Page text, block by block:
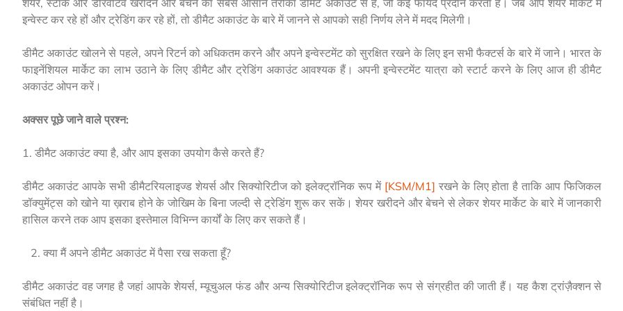
शेयर, स्टॉक और डेरिवेटिव खरीदने और बेचने का सबसे आसान तरीका डीमैट अकाउंट से है, जो कई फायदे प्रदान करता है। जब आप शेयर मार्केट में
इन्वेस्ट कर रहे हों और ट्रेडिंग कर रहे हों, तो डीमैट अकाउंट के बारे में जानने से आपको सही निर्णय लेने में मदद मिलेगी।
डीमैट अकाउंट खोलने से पहले, अपने रिटर्न को अधिकतम करने और अपने इन्वेस्टमेंट को सुरक्षित रखने के लिए इन सभी फैक्टर्स के बारे में जाने। भारत के
फाइनेंशियल मार्केट का लाभ उठाने के लिए डीमैट और ट्रेडिंग अकाउंट आवश्यक हैं। अपनी इन्वेस्टमेंट यात्रा को स्टार्ट करने के लिए आज ही डीमैट
अकाउंट ओपन करें।
अक्सर पूछे जाने वाले प्रश्न:
1. डीमैट अकाउंट क्या है, और आप इसका उपयोग कैसे करते हैं?
डीमैट अकाउंट आपके सभी डीमैटरियलाइज्ड शेयर्स और सिक्योरिटीज को इलेक्ट्रॉनिक रूप में [KSM/M1] रखने के लिए होता है ताकि आप फिजिकल
डॉक्युमेंट्स को खोने या ख़राब होने के जोखिम के बिना जल्दी से ट्रेडिंग शुरू कर सकें। शेयर खरीदने और बेचने से लेकर शेयर मार्केट के बारे में जानकारी
हासिल करने तक आप इसका इस्तेमाल विभिन्न कार्यों के लिए कर सकते हैं।
2. क्या मैं अपने डीमैट अकाउंट में पैसा रख सकता हूँ?
डीमैट अकाउंट वह जगह है जहां आपके शेयर्स, म्यूचुअल फंड और अन्य सिक्योरिटीज इलेक्ट्रॉनिक रूप से संग्रहीत की जाती हैं। यह कैश ट्रांज़ैक्शन से
संबंधित नहीं है।